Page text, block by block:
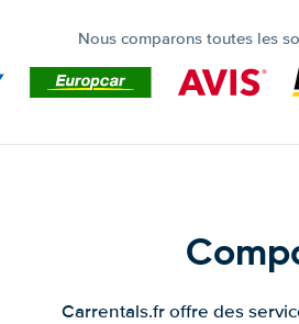
Nous comparons toutes les
Carrentals.fr offre des